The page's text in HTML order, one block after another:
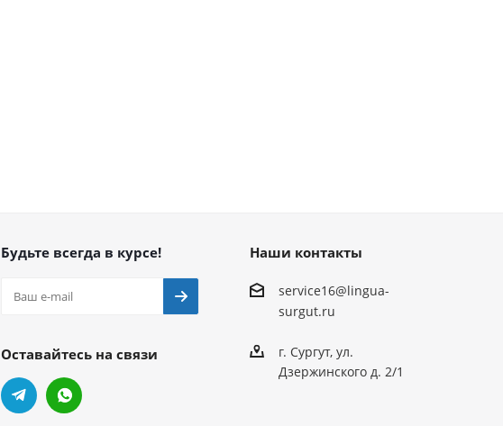
Будьте всегда в курсе!
Оставайтесь на связи
Наши контакты
service16@lingua-
surgut.ru
г. Сургут,ул.
Дзержинского д. 2/1